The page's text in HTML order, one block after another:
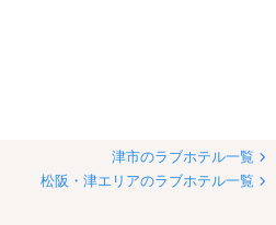
津市のラブホテル一覧
松阪・津エリアのラブホテル一覧